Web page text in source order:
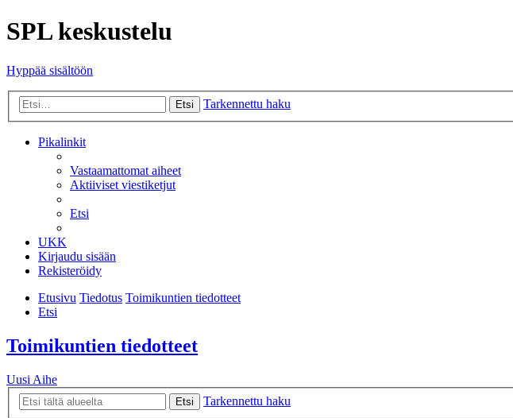
SPL keskustelu
Hyppää sisältöön
Etsi Tarkennettu haku
Pikalinkit
Vastaamattomat aiheet
Aktiiviset viestiketjut
Etsi
UKK
Kirjaudu sisään
Rekisteröidy
Etusivu Tiedotus Toimikuntien tiedotteet
Etsi
Toimikuntien tiedotteet
Uusi Aihe
Etsi
Tarkennettu haku